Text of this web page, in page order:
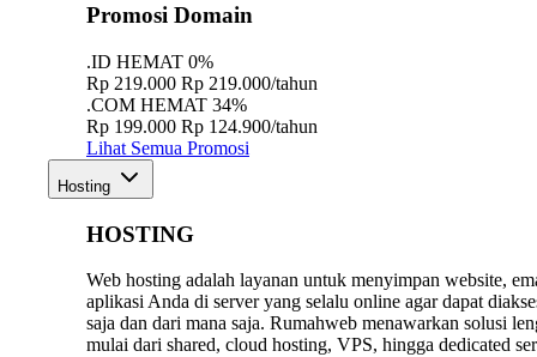
Promosi Domain
.ID HEMAT 0%
Rp 219.000 Rp 219.000/tahun
.COM HEMAT 34%
Rp 199.000 Rp 124.900/tahun
Lihat Semua Promosi
Hosting
HOSTING
Web hosting adalah layanan untuk menyimpan website,
aplikasi Anda di server yang selalu online agar dapat
saja dan dari mana saja. Rumahweb menawarkan solusi
mulai dari shared, cloud hosting, VPS, hingga dedicated